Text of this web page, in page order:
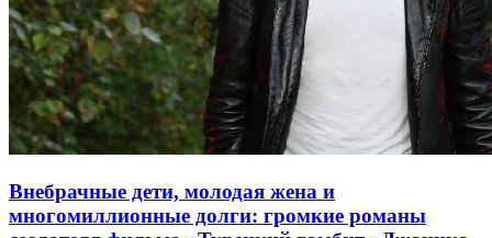
Внебрачные дети, молодая жена и
многомиллионные долги: громкие романы